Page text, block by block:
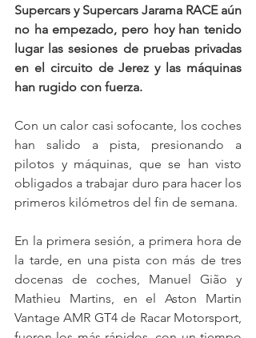
Supercars y Supercars Jarama RACE aún
no ha empezado, pero hoy han tenido
lugar las sesiones de pruebas privadas
en el circuito de Jerez y las máquinas
han rugido con fuerza.
Con un calor casi sofocante, los coches
han salido a pista, presionando a
pilotos y máquinas, que se han visto
obligados a trabajar duro para hacer los
primeros kilómetros del fin de semana.
En la primera sesión, a primera hora de
la tarde, en una pista con más de tres
docenas de coches, Manuel Gião y
Mathieu Martins, en el Aston Martin
Vantage AMR GT4 de Racar Motorsport,